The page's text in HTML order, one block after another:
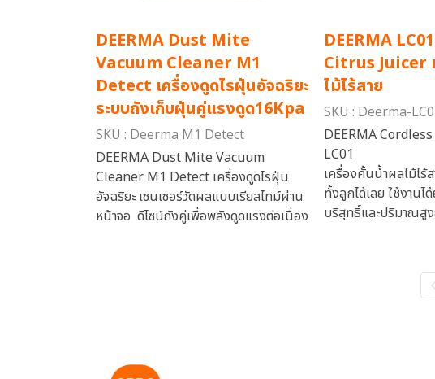
DEERMA Dust Mite
Vacuum Cleaner M1
Detect เครื่องดูดไรฝุ่นอัจฉริยะ
ระบบถังเก็บฝุ่นคู่แรงดูด16Kpa
SKU : Deerma M1 Detect
DEERMA Dust Mite Vacuum
Cleaner M1 Detect เครื่องดูดไรฝุ่น
อัจฉริยะ เซนเซอร์วัดผลแบบเรียลไทม์ผ่าน
หน้าจอ ดีไซน์ถังคู่เพื่อพลังดูดแรงต่อเนื่อง
DEERMA
Citrus Juicer
ไม้ไร้สาย
SKU : Deerma-
DEERMA
LC01
เครื่องคั้นน้ำผลไม้ไร้
ทั้งลูกได้เลย ใช้งานไ
บริสุทธิ์และปริมาณสู